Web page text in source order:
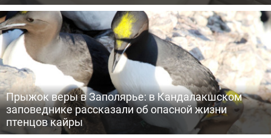
Прыжок веры в Заполярье: в Кандалакшском
заповеднике рассказали об опасной жизни
птенцов кайры